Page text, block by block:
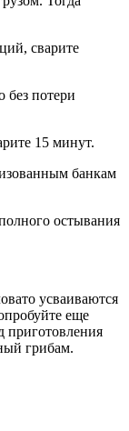
сварите
потери
15 минут.
банкам
остывания
усваиваются
еще
приготовления
грибам.